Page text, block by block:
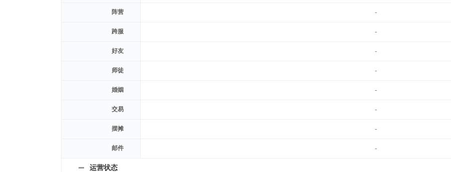
阵营 -
跨服 -
好友 -
师徒 -
婚姻 -
交易 -
摆摊 -
邮件 -
运营状态